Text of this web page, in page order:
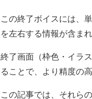
この終了ボイスには、
を左右する情報が含ま
終了画面（枠色・イラ
ることで、より精度の
この記事では、それら